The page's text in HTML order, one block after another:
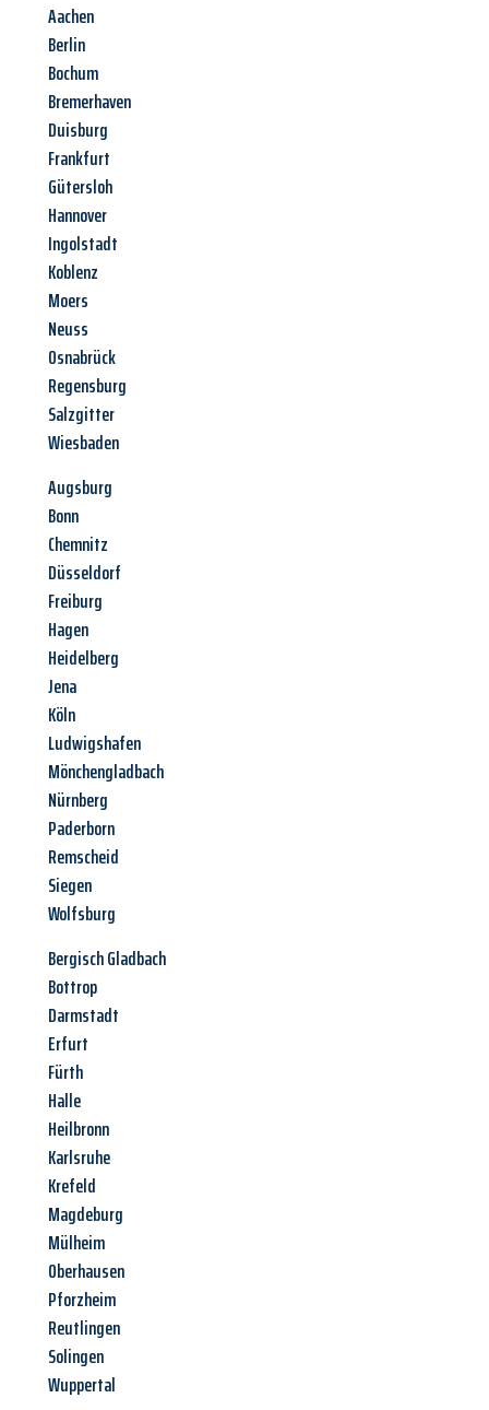
Aachen
Berlin
Bochum
Bremerhaven
Duisburg
Frankfurt
Gütersloh
Hannover
Ingolstadt
Koblenz
Moers
Neuss
Osnabrück
Regensburg
Salzgitter
Wiesbaden
Augsburg
Bonn
Chemnitz
Düsseldorf
Freiburg
Hagen
Heidelberg
Jena
Köln
Ludwigshafen
Mönchengladbach
Nürnberg
Paderborn
Remscheid
Siegen
Wolfsburg
Bergisch Gladbach
Bottrop
Darmstadt
Erfurt
Fürth
Halle
Heilbronn
Karlsruhe
Krefeld
Magdeburg
Mülheim
Oberhausen
Pforzheim
Reutlingen
Solingen
Wuppertal